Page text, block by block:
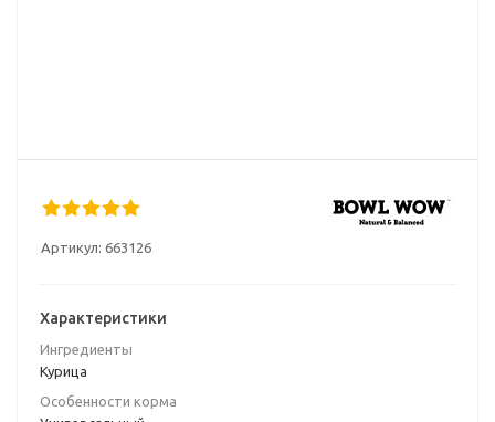
Артикул: 663126
Характеристики
Ингредиенты
Курица
Особенности корма